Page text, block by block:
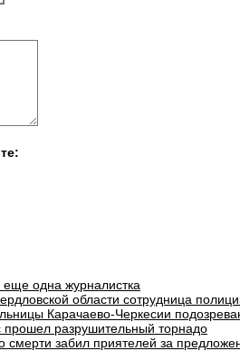
еще одна журналистка
области сотрудница
Карачаево-Черкесии
прошел разрушительный торнадо
смерти забил приятелей за